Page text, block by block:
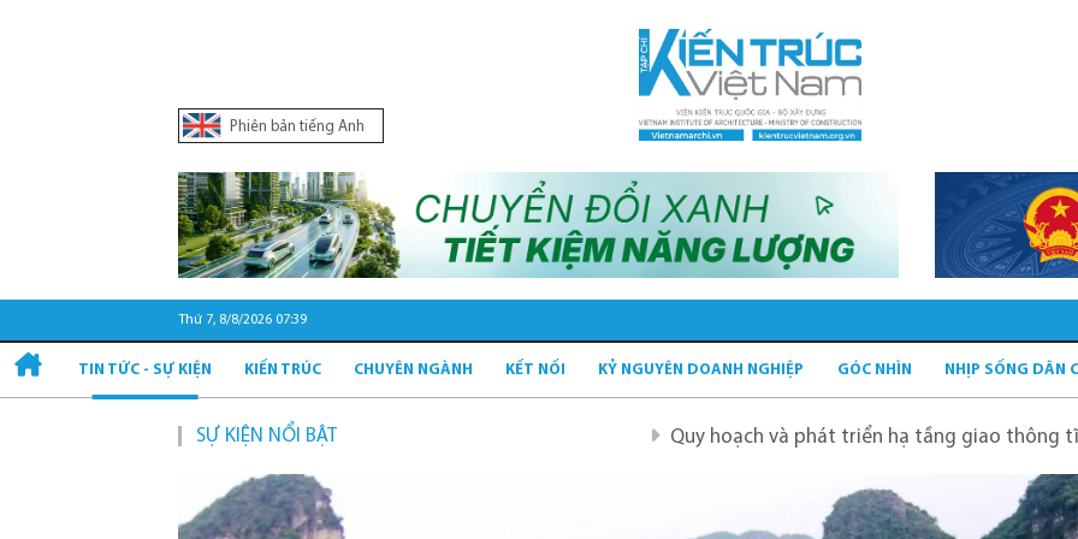
Phiên bản tiếng Anh
Thứ 7, 8/8/2026 07:39
TIN TỨC - SỰ KIỆN KIẾN TRÚC CHUYÊN NGÀNH KẾT NỐI KỶ NGUYÊN DOANH NGHIỆP GÓC NHÌN NHỊP SỐNG DÂN
SỰ KIỆN NỔI BẬT Quy hoạch và phát triển hạ tầng giao thông tĩnh xanh